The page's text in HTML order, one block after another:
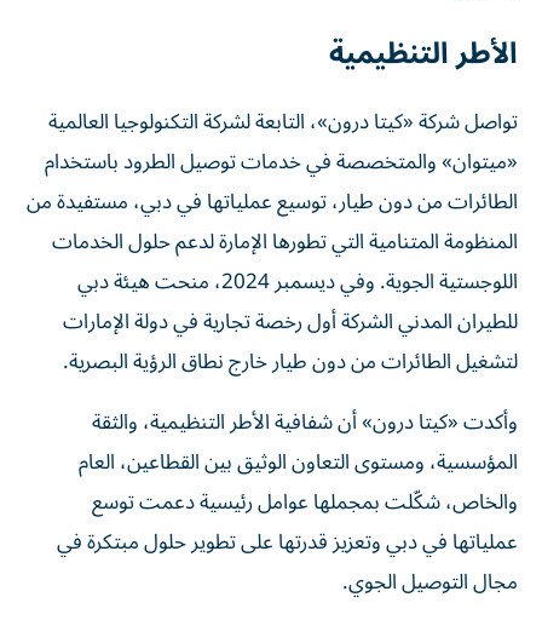
الأطر التنظيمية
تواصل شركة «كيتا درون»، التابعة لشركة التكنولوجيا العالمية
«ميتوان» والمتخصصة في خدمات توصيل الطرود باستخدام
الطائرات من دون طيار، توسيع عملياتها في دبي، مستفيدة من
المنظومة المتنامية التي تطورها الإمارة لدعم حلول الخدمات
اللوجستية الجوية. وفي ديسمبر 2024، منحت هيئة دبي
للطيران المدني الشركة أول رخصة تجارية في دولة الإمارات
لتشغيل الطائرات من دون طيار خارج نطاق الرؤية البصرية.
وأكدت «كيتا درون» أن شفافية الأطر التنظيمية، والثقة
المؤسسية، ومستوى التعاون الوثيق بين القطاعين، العام
والخاص، شكّلت بمجملها عوامل رئيسية دعمت توسع
عملياتها في دبي وتعزيز قدرتها على تطوير حلول مبتكرة في
مجال التوصيل الجوي.